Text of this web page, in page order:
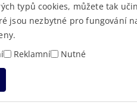
RSS •Mapa stránek•Cookies •
typů cookies, můžete tak
jsou nezbytné pro fungování
Reklamní Nutné